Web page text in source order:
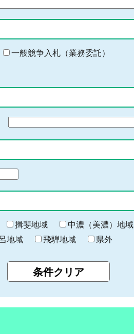
一般競争入札（業務委託）
揖斐地域 中濃（美濃）地域
地域 飛騨地域 県外